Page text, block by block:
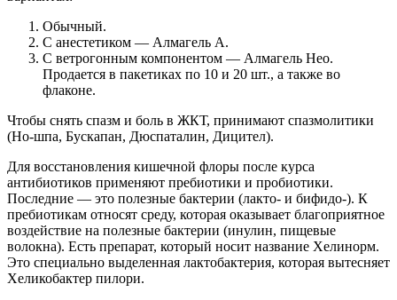
Обычный.
С анестетиком — Алмагель А.
С ветрогонным компонентом — Алмагель Нео.
Продается в пакетиках по 10 и 20 шт., а также во
флаконе.
Чтобы снять спазм и боль в ЖКТ, принимают спазмолитики
(Но-шпа, Бускапан, Дюспаталин, Дицител).
Для восстановления кишечной флоры после курса
антибиотиков применяют пребиотики и пробиотики.
Последние — это полезные бактерии (лакто- и бифидо-). К
пребиотикам относят среду, которая оказывает благоприятное
воздействие на полезные бактерии (инулин, пищевые
волокна). Есть препарат, который носит название Хелинорм.
Это специально выделенная лактобактерия, которая вытесняет
Хеликобактер пилори.